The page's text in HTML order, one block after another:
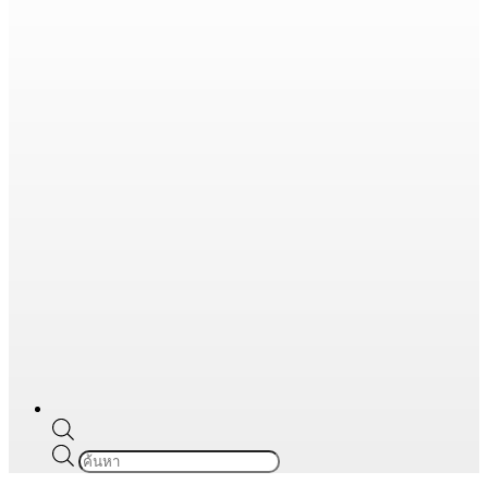
Products
search